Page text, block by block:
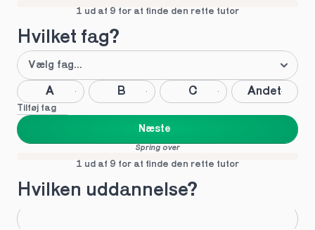
1 ud af 9 for at finde den rette tutor
Hvilket fag?
A B C Andet
Tilføj fag
Næste
Spring over
1 ud af 9 for at finde den rette tutor
Hvilken uddannelse?